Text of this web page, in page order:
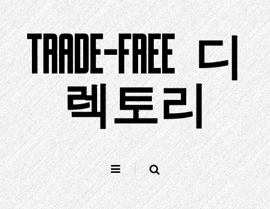
컨
텐
츠
로
건
너
뛰
기
TRADE-FREE 디
렉토리